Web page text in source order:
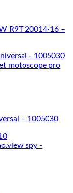
R9T 20014-16 –
– 1005030